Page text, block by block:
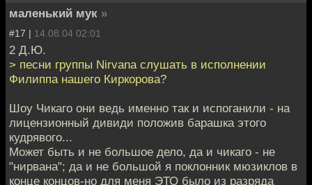
маленький мук »
#17 | 14.08.04 02:01
2 Д.Ю.
> песни группы Nirvana слушать в исполнении
Филиппа нашего Киркорова?
Шоу Чикаго они ведь именно так и испоганили - на
лицензионный дивиди положив барашка этого
кудрявого...
Может быть и не большое дело, да и чикаго - не
"нирвана"; да и не большой я поклонник мюзиклов в
конце концов-но для меня ЭТО было из разряда